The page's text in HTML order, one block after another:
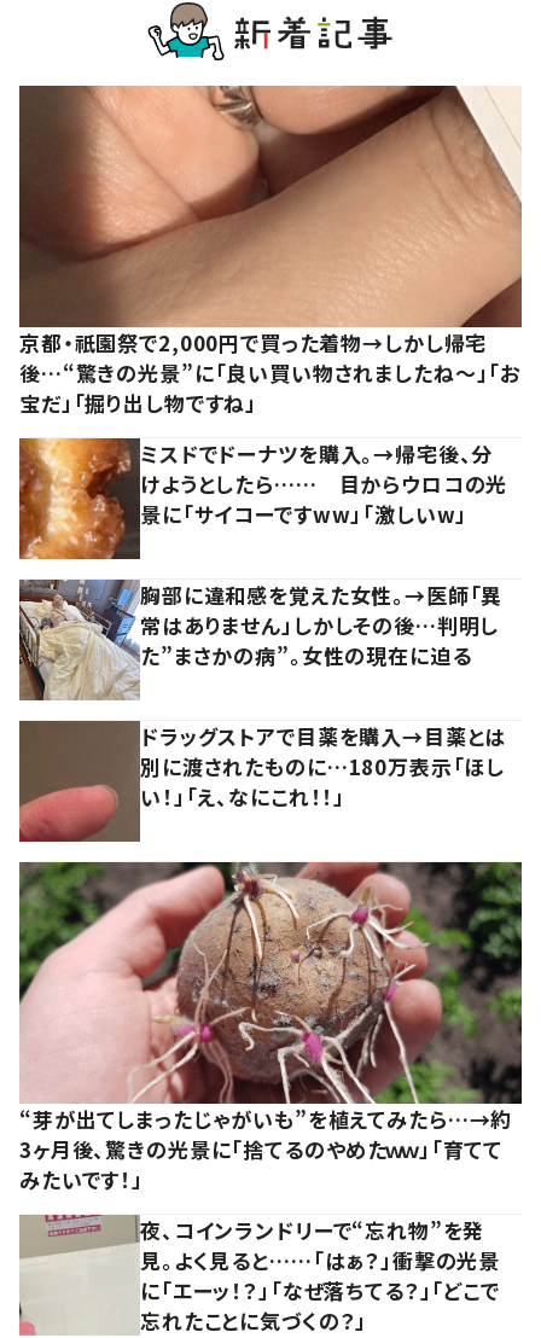
京都・祇園祭で2,000円で買った着物→しかし帰宅
後…“驚きの光景”に「良い買い物されましたね～」「お
宝だ」「掘り出し物ですね」
ミスドでドーナツを購入。→帰宅後、分
けようとしたら…… 目からウロコの光
景に「サイコーですww」「激しいw」
胸部に違和感を覚えた女性。→医師「異
常はありません」しかしその後…判明し
た”まさかの病”。女性の現在に迫る
ドラッグストアで目薬を購入→目薬とは
別に渡されたものに…180万表示「ほし
い！」「え、なにこれ！！」
“芽が出てしまったじゃがいも”を植えてみたら…→約
3ヶ月後、驚きの光景に「捨てるのやめたｗｗ」「育てて
みたいです！」
夜、コインランドリーで“忘れ物”を発
見。よく見ると……「はぁ？」衝撃の光景
に「エーッ！？」「なぜ落ちてる？」「どこで
忘れたことに気づくの？」